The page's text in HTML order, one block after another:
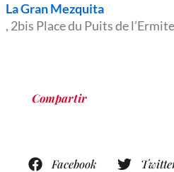
La Gran Mezquita
, 2bis Place du Puits de
Compartir
Facebook